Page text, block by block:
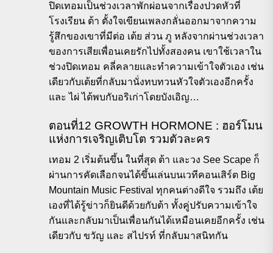
ปิดเทอมเป็นช่วงเวลาพักผ่อนจากเรื่องปวดหัวที่
โรงเรียน ต้า ตั้งใจเขียนเพลงกลั่นออกมาจากความ
รู้สึกของเขาที่มีต่อ เต้ย ส่วน ภู หลังจากผ่านช่วงเวลา
ของการเสียเพื่อนเคยรักไปทั้งสองคน เขาใช้เวลาใน
ช่วงปิดเทอม คลี่คลายและทำความเข้าใจตัวเอง เช่น
เดียวกับเต้ยที่กลับมานั่งทบทวนหัวใจตัวเองอีกครั้ง
และ ไผ่ ได้พบกับอริเก่าโดยบังเอิญ…
ตอนที่12 GROWTH HORMONE : ฮอร์โมน
แห่งการเจริญเติบโต รวมตัวละคร
เทอม 2 เริ่มต้นขึ้น ในที่สุด ต้า และวง See Scape ก็
ผ่านการคัดเลือกจนได้ขึ้นเล่นบนเวทีคอนเสิร์ต Big
Mountain Music Festival ทุกคนต่างดีใจ รวมถึง เต้ย
เองที่ได้รู้ข่าวก็ยินดีด้วยกับต้า ทั้งคู่ปรับความเข้าใจ
กันและกลับมาเป็นเพื่อนกันได้เหมือนเคยอีกครั้ง เช่น
เดียวกับ ขวัญ และ สไปรท์ ที่กลับมาสนิทกัน